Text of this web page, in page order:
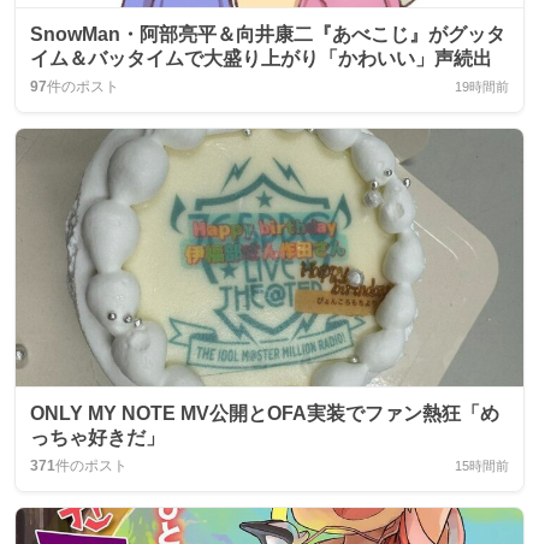
SnowMan・阿部亮平＆向井康二『あべこじ』がグッタ
イム＆バッタイムで大盛り上がり「かわいい」声続出
97件のポスト 19時間前
ONLY MY NOTE MV公開とOFA実装でファン熱狂「め
っちゃ好きだ」
371件のポスト 15時間前